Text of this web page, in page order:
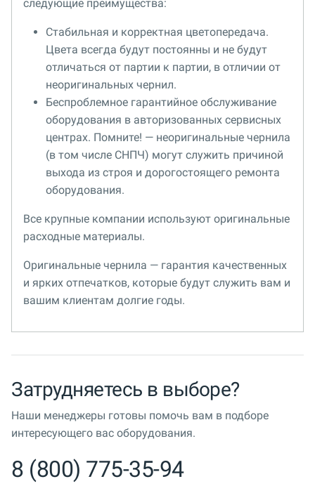
следующие преимущества:
Стабильная и корректная цветопередача.
Цвета всегда будут постоянны и не будут
отличаться от партии к партии, в отличии от
неоригинальных чернил.
Беспроблемное гарантийное обслуживание
оборудования в авторизованных сервисных
центрах. Помните! — неоригинальные чернила
(в том числе СНПЧ) могут служить причиной
выхода из строя и дорогостоящего ремонта
оборудования.
Все крупные компании используют оригинальные
расходные материалы.
Оригинальные чернила — гарантия качественных
и ярких отпечатков, которые будут служить вам и
вашим клиентам долгие годы.
Затрудняетесь в выборе?
Наши менеджеры готовы помочь вам в подборе
интересующего вас оборудования.
8 (800) 775-35-94